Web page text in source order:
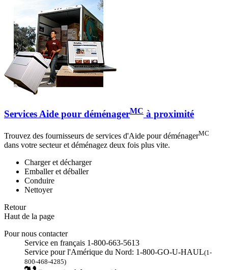
Services Aide pour déménagerMC à proximité
Trouvez des fournisseurs de services d'Aide pour déménagerMC
dans votre secteur et déménagez deux fois plus vite.
Charger et décharger
Emballer et déballer
Conduire
Nettoyer
Retour
Haut de la page
Pour nous contacter
Service en français 1-800-663-5613
Service pour l'Amérique du Nord: 1-800-GO-U-HAUL(1-
800-468-4285)